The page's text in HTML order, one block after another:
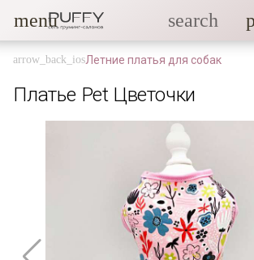
menu search
Летние платья для собак
Платье Pet Цветочки